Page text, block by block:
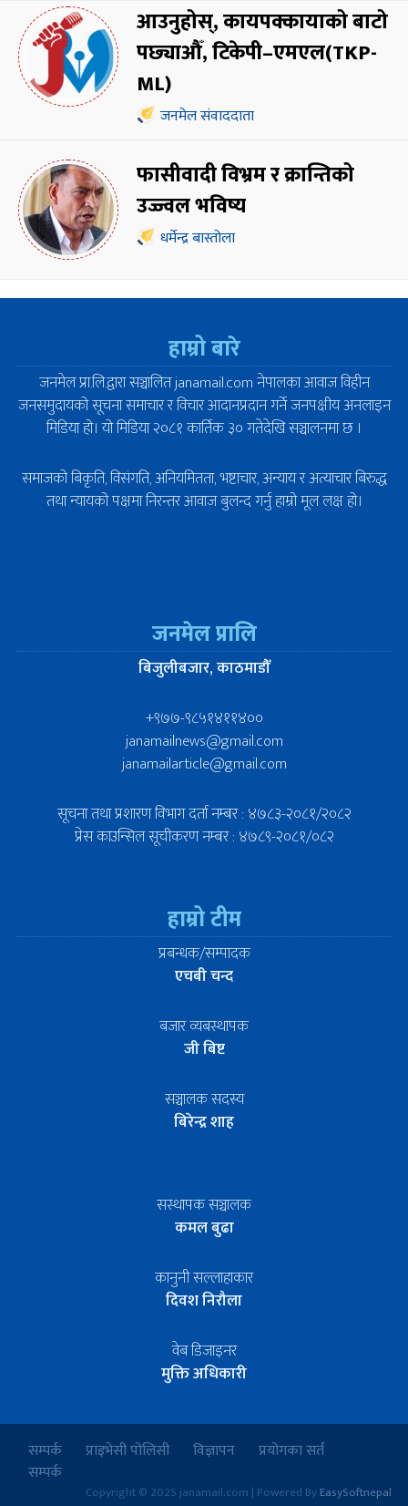
आउनुहोस्, कायपक्कायाको बाटो
पछ्याऔँ, टिकेपी–एमएल(TKP-
ML)
जनमेल संवाददाता
फासीवादी विभ्रम र क्रान्तिको
उज्ज्वल भविष्य
धर्मेन्द्र बास्तोला
हाम्रो बारे
जनमेल प्रा.लि.द्वारा सञ्चालित janamail.com नेपालका आवाज विहीन
जनसमुदायको सूचना समाचार र विचार आदानप्रदान गर्ने जनपक्षीय अनलाइन
मिडिया हो। यो मिडिया २०८१ कार्तिक ३० गतेदेखि सञ्चालनमा छ ।
समाजको बिकृति, विसंगति, अनियमितता, भष्टाचार, अन्याय र अत्याचार बिरुद्ध
तथा न्यायको पक्षमा निरन्तर आवाज बुलन्द गर्नु हाम्रो मूल लक्ष हो।
जनमेल प्रालि
बिजुलीबजार, काठमाडौँ
+९७७-९८५१४११४००
janamailnews@gmail.com
janamailarticle@gmail.com
सूचना तथा प्रशारण विभाग दर्ता नम्बर : ४७८३-२०८१/२०८२
प्रेस काउन्सिल सूचीकरण नम्बर : ४७८९-२०८१/०८२
हाम्रो टीम
प्रबन्धक/सम्पादक
एचबी चन्द
बजार व्यबस्थापक
जी बिष्ट
सञ्चालक सदस्य
बिरेन्द्र शाह
सस्थापक सञ्चालक
कमल बुढा
कानुनी सल्लाहाकार
दिवश निरौला
वेब डिजाइनर
मुक्ति अधिकारी
सम्पर्क प्राइभेसी पोलिसी विज्ञापन
प्रयोगका सर्त
सम्पर्क
Copyright © 2025 janamail.com | Powered ByEasySoftnepal